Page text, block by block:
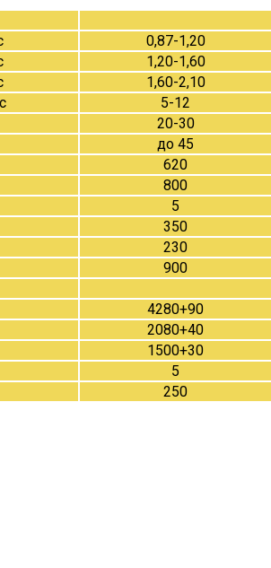
0,87-1,20
1,20-1,60
1,60-2,10
5-12
20-30
до 45
620
800
5
350
230
900
4280+90
2080+40
1500+30
5
250